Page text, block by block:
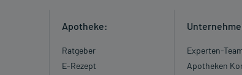
Apotheke:
Ratgeber
E-Rezept
Experten-
Apotheken